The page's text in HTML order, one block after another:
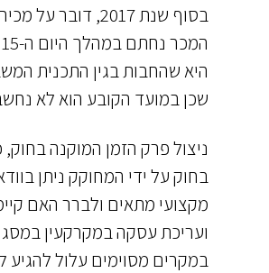
היא שהחבות בגין התכנית
שכן במועד הקובע הוא לא
ניצול פרק הזמן המוקנה
בחוק על ידי המחוקק ניתן
מקצועי מתאים ולברר האם
ועריכת עסקה במקרקעין
במקרים מסוימים עלול